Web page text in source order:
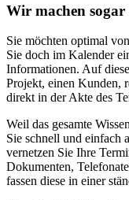
Wir machen sogar
Sie möchten optimal
Sie doch im Kalender
Informationen. Auf
Projekt, einen Kunden,
direkt in der Akte des
Weil das gesamte
Sie schnell und einfach
vernetzen Sie Ihre
Dokumenten,
fassen diese in einer